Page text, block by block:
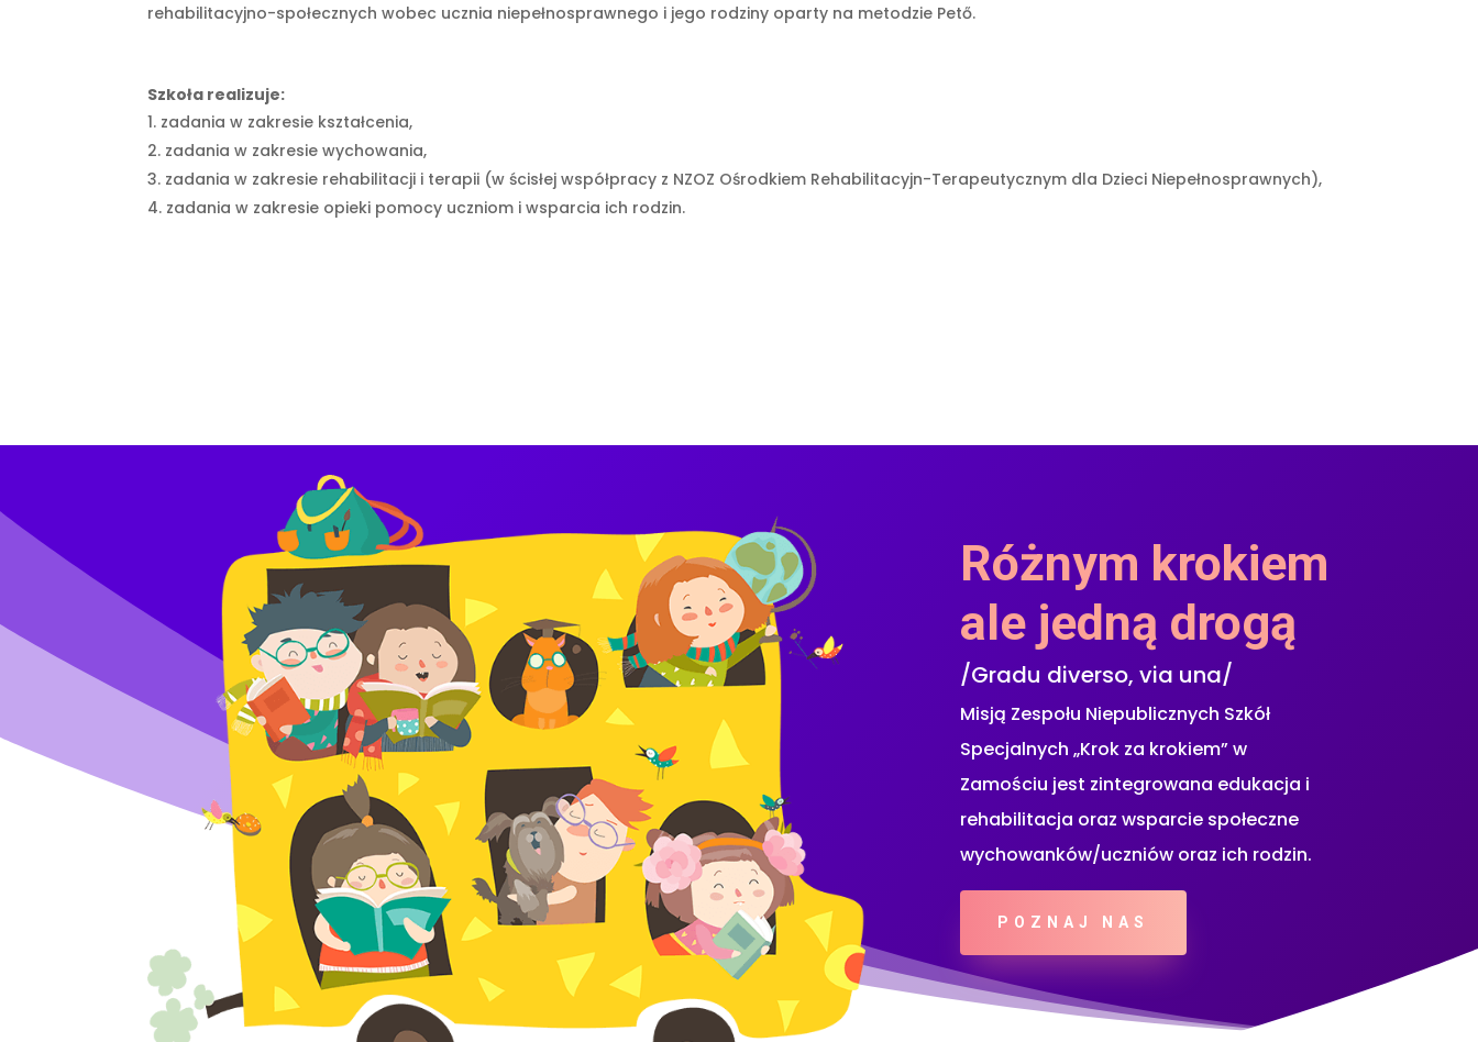
rehabilitacyjno-społecznych wobec ucznia niepełnosprawnego i jego rodziny oparty na metodzie Pető.
Szkoła realizuje:
zadania w zakresie kształcenia,
zadania w zakresie wychowania,
zadania w zakresie rehabilitacji i terapii (w ścisłej współpracy z NZOZ Ośrodkiem Rehabilitacyjn-Terapeutycznym dla Dzieci Niepełnosprawnych),
zadania w zakresie opieki pomocy uczniom i wsparcia ich rodzin.
Różnym krokiem
ale jedną drogą
/Gradu diverso, via una/
Misją Zespołu Niepublicznych Szkół
Specjalnych „Krok za krokiem” w
Zamościu jest zintegrowana edukacja i
rehabilitacja oraz wsparcie społeczne
wychowanków/uczniów oraz ich rodzin.
POZNAJ NAS